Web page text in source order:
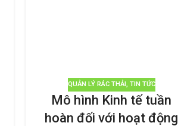
QUẢN LÝ RÁC THẢI, TIN TỨC
Mô hình Kinh tế tuần
hoàn đối với hoạt động